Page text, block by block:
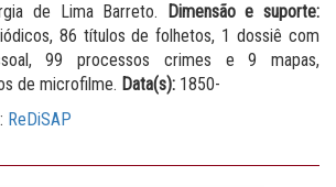
de Lima Barreto.
Dimensão e suporte:
86 títulos de folhetos, 1 dossiê com
99 processos crimes e 9 mapas,
de microfilme. Data(s): 1850-
ReDiSAP